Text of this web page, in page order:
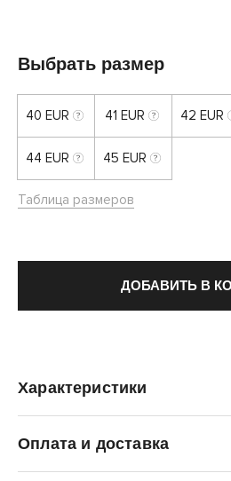
Выбрать размер
40 EUR 41 EUR 42 EUR
44 EUR 45 EUR
Таблица размеров
ДОБАВИТЬ В
Характеристики
Оплата и доставка